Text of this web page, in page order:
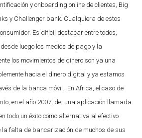
y onboarding online de clientes, Big
y Challenger bank. Cualquiera de estos
Es difícil destacar entre todos,
luego los medios de pago y la
los movimientos de dinero son ya una
hacia el dinero digital y ya estamos
de la banca móvil. En Africa, el caso de
en el año 2007, de una aplicación llamada
todo un éxito como alternativa al efectivo
la falta de bancarización de muchos de sus